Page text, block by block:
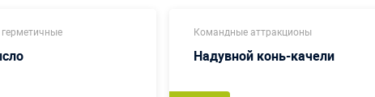
Командные аттракционы
Надувной конь-качели